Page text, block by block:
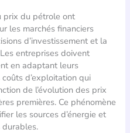
prix du pétrole ont
les marchés financiers
d’investissement et la
entreprises doivent
en adaptant leurs
d’exploitation qui
de l’évolution des prix
premières. Ce phénomène
les sources d’énergie et
durables.